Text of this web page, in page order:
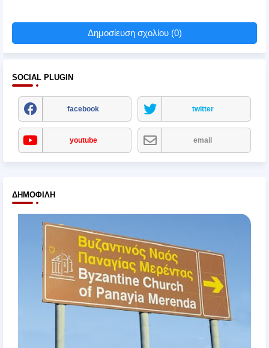
Δημοσίευση σχολίου (0)
SOCIAL PLUGIN
facebook twitter
youtube email
ΔΗΜΟΦΙΛΉ